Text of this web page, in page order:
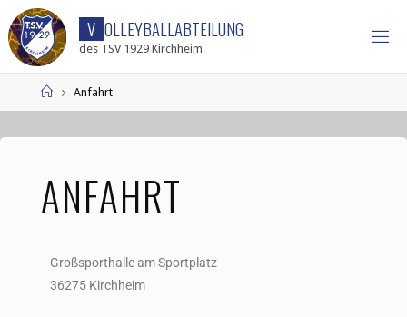
V OLLEYBALLABTEILUNG
des TSV 1929 Kirchheim
Anfahrt
ANFAHRT
Großsporthalle am Sportplatz
36275 Kirchheim